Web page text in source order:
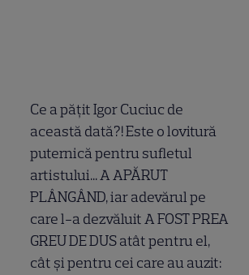
Ce a pățit Igor Cuciuc de
această dată?! Este o lovitură
puternică pentru sufletul
artistului... A APĂRUT
PLÂNGÂND, iar adevărul pe
care l-a dezvăluit A FOST PREA
GREU DE DUS atât pentru el,
cât și pentru cei care au auzit: